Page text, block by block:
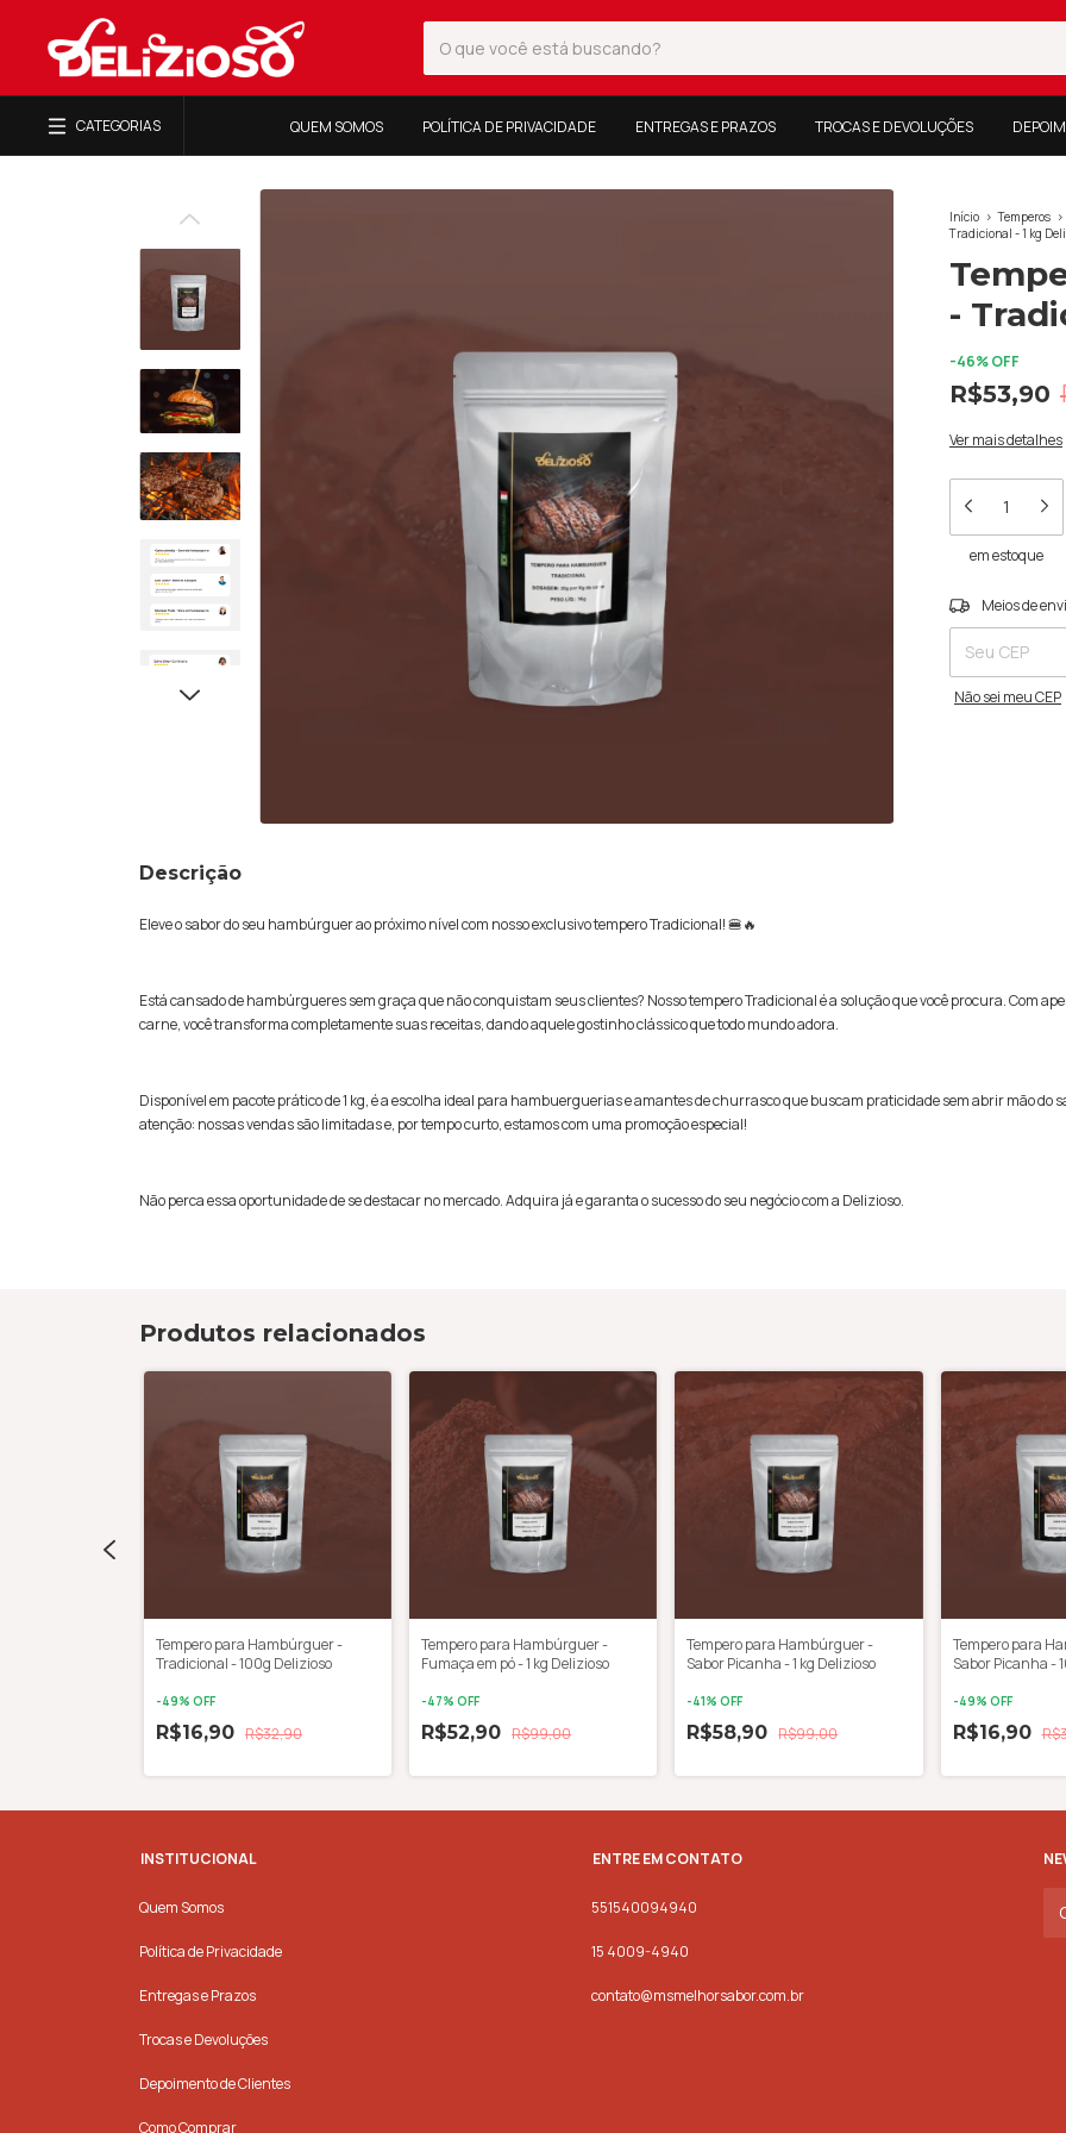
CATEGORIAS QUEM SOMOS POLÍTICA DE PRIVACIDADE ENTREGAS E PRAZOS TROCAS E DEVOLUÇÕES
Início > Temperos >
Tradicional - 1 kg
-
-46% OFF
R$53,90
Ver mais detalhes
em estoque
Entregas para o
Meios de
Não sei meu CEP
Descrição
Eleve o sabor do seu hambúrguer ao próximo nível com nosso exclusivo tempero Tradicional! 🍔🔥
Está cansado de hambúrgueres sem graça que não conquistam seus clientes? Nosso tempero Tradicional é a solução que você procura. Com
carne, você transforma completamente suas receitas, dando aquele gostinho clássico que todo mundo adora.
Disponível em pacote prático de 1 kg, é a escolha ideal para hambuerguerias e amantes de churrasco que buscam praticidade sem abrir mão do
atenção: nossas vendas são limitadas e, por tempo curto, estamos com uma promoção especial!
Não perca essa oportunidade de se destacar no mercado. Adquira já e garanta o sucesso do seu negócio com a Delizioso.
Produtos relacionados
Tempero para Hambúrguer -
Tradicional - 100g Delizioso
-49% OFF
R$16,90 R$32,90
Tempero para Hambúrguer -
Fumaça em pó - 1 kg Delizioso
-47% OFF
R$52,90 R$99,00
Tempero para Hambúrguer -
Sabor Picanha - 1 kg Delizioso
-41% OFF
R$58,90 R$99,00
Tempero para
Sabor Picanha -
-49% OFF
R$16,90
INSTITUCIONAL
Quem Somos
Política de Privacidade
Entregas e Prazos
Trocas e Devoluções
Depoimento de Clientes
Como Comprar
ENTRE EM CONTATO
551540094940
15 4009-4940
contato@msmelhorsabor.com.br